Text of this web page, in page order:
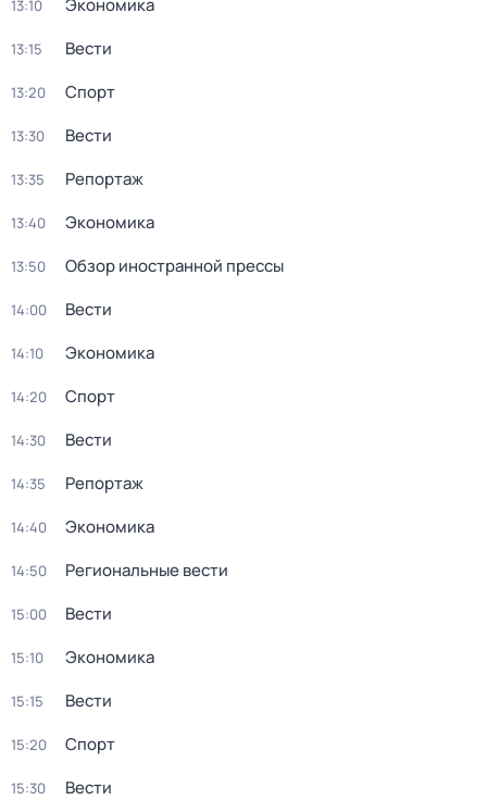
13:10 Экономика
13:15 Вести
13:20 Спорт
13:30 Вести
13:35 Репортаж
13:40 Экономика
13:50 Обзор иностранной прессы
14:00 Вести
14:10 Экономика
14:20 Спорт
14:30 Вести
14:35 Репортаж
14:40 Экономика
14:50 Региональные вести
15:00 Вести
15:10 Экономика
15:15 Вести
15:20 Спорт
15:30 Вести